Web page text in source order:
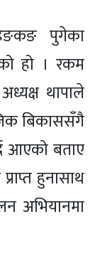
पुगेका
हो । रकम
थापाले
बिकाससँगै
आएको बताए
हुनासाथ
अभियानमा